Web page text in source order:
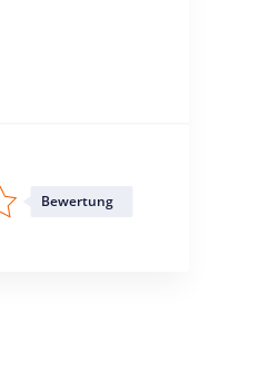
Bewertung